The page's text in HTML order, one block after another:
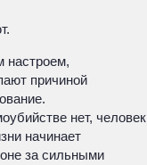
настроем,
причиной
нет, человек
начинает
за сильными